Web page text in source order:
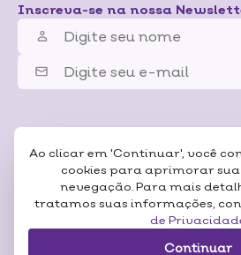
Ao clicar em 'Continuar', você
cookies para aprimorar
nevegação. Para mais
tratamos suas informações,
de
Continuar
Inscreva-se na nossa